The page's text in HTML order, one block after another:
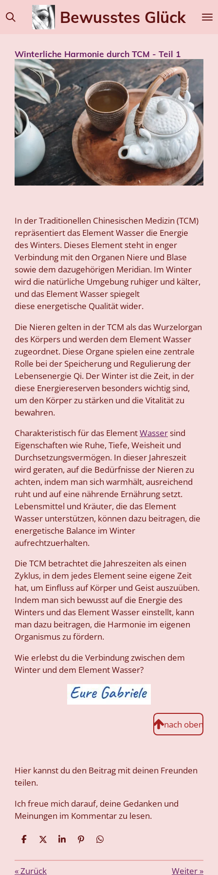
Zum
Hauptinhalt
Bewusstes Glück
Winterliche Harmonie durch TCM - Teil 1
In der Traditionellen Chinesischen Medizin (TCM)
repräsentiert das Element Wasser die Energie
des Winters. Dieses Element steht in enger
Verbindung mit den Organen Niere und Blase
sowie dem dazugehörigen Meridian. Im Winter
wird die natürliche Umgebung ruhiger und kälter,
und das Element Wasser spiegelt
diese energetische Qualität wider.
Die Nieren gelten in der TCM als das Wurzelorgan
des Körpers und werden dem Element Wasser
zugeordnet. Diese Organe spielen eine zentrale
Rolle bei der Speicherung und Regulierung der
Lebensenergie Qi. Der Winter ist die Zeit, in der
diese Energiereserven besonders wichtig sind,
um den Körper zu stärken und die Vitalität zu
bewahren.
Charakteristisch für das ElementWassersind
Eigenschaften wie Ruhe, Tiefe, Weisheit und
Durchsetzungsvermögen. In dieser Jahreszeit
wird geraten, auf die Bedürfnisse der Nieren zu
achten, indem man sich warmhält, ausreichend
ruht und auf eine nährende Ernährung setzt.
Lebensmittel und Kräuter, die das Element
Wasser unterstützen, können dazu beitragen, die
energetische Balance im Winter
aufrechtzuerhalten.
Die TCM betrachtet die Jahreszeiten als einen
Zyklus, in dem jedes Element seine eigene Zeit
hat, um Einflussauf Körper und Geist auszuüben.
Indem man sich bewusst auf die Energie des
Winters und das Element Wasser einstellt, kann
man dazu beitragen, die Harmonie im eigenen
Organismus zu fördern.
Wie erlebst du die Verbindung zwischen dem
Winter und dem Element Wasser?
nach oben
Hier kannst du den Beitrag mit deinen Freunden
teilen.
Ich freue mich darauf, deine Gedanken und
Meinungen im Kommentar zu lesen.
T
i
l
T
i
l
T
i
P
n
T
i
«Zurück Weiter»